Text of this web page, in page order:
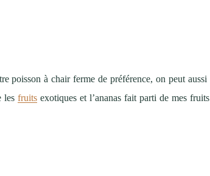
poisson à chair ferme de préférence, on peut aussi
lesfruits exotiques et l’ananas fait parti de mes fruits